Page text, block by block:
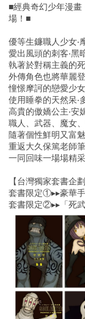
■經典奇幻少年漫
場！■
優等生鐮職人少女‧
愛出風頭的刺客‧黑
執著於對稱主義的
外傳角色也將華麗
憧憬摩訶的戀愛少
使用睡拳的天然呆‧
高貴的傲嬌公主‧安
職人、武器、魔女
隨著個性鮮明又富
重返大久保篤老師
一同回味一場場精
【台灣獨家套書企劃
套書限定①▸▸豪華
套書限定②▸▸「死